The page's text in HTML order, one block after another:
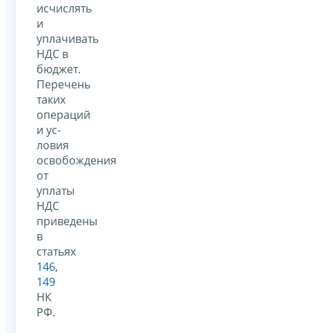
исчислять
и
уплачивать
НДС в
бюджет.
Перечень
таких
операций
и ус­
ловия
освобождения
от
уплаты
НДС
приведены
в
статьях
146,
149
НК
РФ.